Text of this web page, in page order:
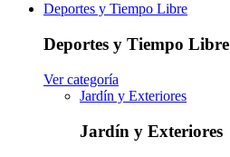
Deportes y Tiempo Libre
Deportes y Tiempo Libre
Ver categoría
Jardín y Exteriores
Jardín y Exteriores